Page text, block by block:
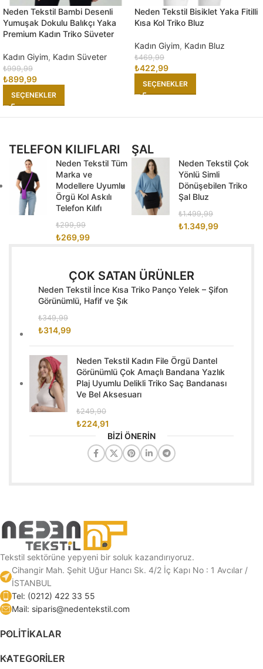
Neden Tekstil Bambi Desenli
Yumuşak Dokulu Balıkçı Yaka
Premium Kadın Triko Süveter
Kadın Giyim, Kadın Süveter
₺999,99
₺899,99
SEÇENEKLER
Neden Tekstil Bisiklet Yaka Fitilli
Kısa Kol Triko Bluz
Kadın Giyim, Kadın Bluz
₺469,99
₺422,99
SEÇENEKLER
TELEFON KILIFLARI
Neden Tekstil Tüm
Marka ve
Modellere Uyumlu
Örgü Kol Askılı
Telefon Kılıfı
₺299,99
₺269,99
ŞAL
Neden Tekstil Çok
Yönlü Simli
Dönüşebilen Triko
Şal Bluz
₺1.499,99
₺1.349,99
ÇOK SATAN ÜRÜNLER
Neden Tekstil İnce Kısa Triko Panço Yelek – Şifon
Görünümlü, Hafif ve Şık
₺349,99
₺314,99
Neden Tekstil Kadın File Örgü Dantel
Görünümlü Çok Amaçlı Bandana Yazlık
Plaj Uyumlu Delikli Triko Saç Bandanası
Ve Bel Aksesuarı
₺249,90
₺224,91
BİZİ ÖNERİN
Tekstil sektörüne yepyeni bir soluk kazandırıyoruz.
Cihangir Mah. Şehit Uğur Hancı Sk. 4/2 İç Kapı No : 1 Avcılar /
İSTANBUL
Tel: (0212) 422 33 55
Mail: siparis@nedentekstil.com
POLİTİKALAR
KATEGORILER